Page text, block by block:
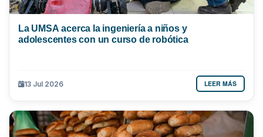
La UMSA acerca la ingeniería a niños y
adolescentes con un curso de robótica
13 Jul 2026 LEER MÁS